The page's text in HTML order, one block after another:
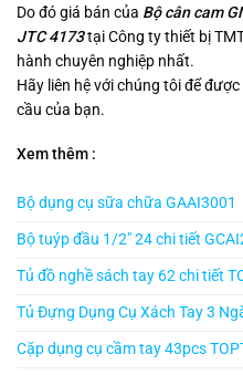
Do đó giá bán của Bộ cân cam
JTC 4173tại Công ty thiết bị
hành chuyên nghiệp nhất.
Hãy liên hệ với chúng tôi để
cầu của bạn.
Xem thêm :
Bộ dụng cụ sữa chữa GAAI3001
Bộ tuýp đầu 1/2″ 24 chi tiết
Tủ đồ nghề sách tay 62 chi tiết
Tủ Đựng Dụng Cụ Xách Tay 3
Cặp dụng cụ cầm tay 43pcs